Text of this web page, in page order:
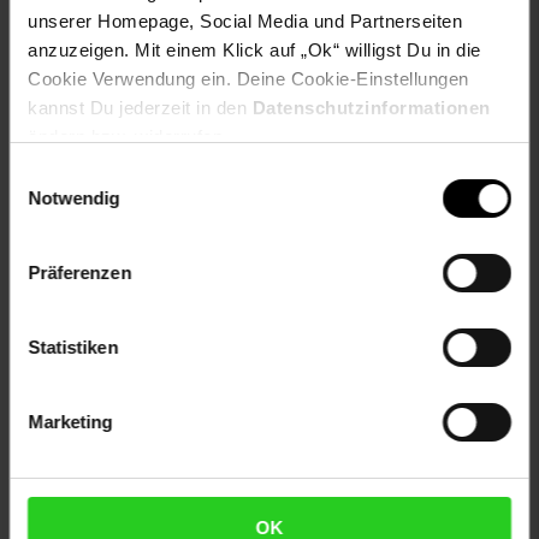
unserer Homepage, Social Media und Partnerseiten
anzuzeigen. Mit einem Klick auf „Ok“ willigst Du in die
Cookie Verwendung ein. Deine Cookie-Einstellungen
kannst Du jederzeit in den Datenschutzinformationen
Notwendig
Präferenzen
Statistiken
Marketing
OK
Versandinformationen
Herstellerinformationen
Fußzeile
Weitere Online-Angebote
Netto Reisen Weinwelt
Karriere